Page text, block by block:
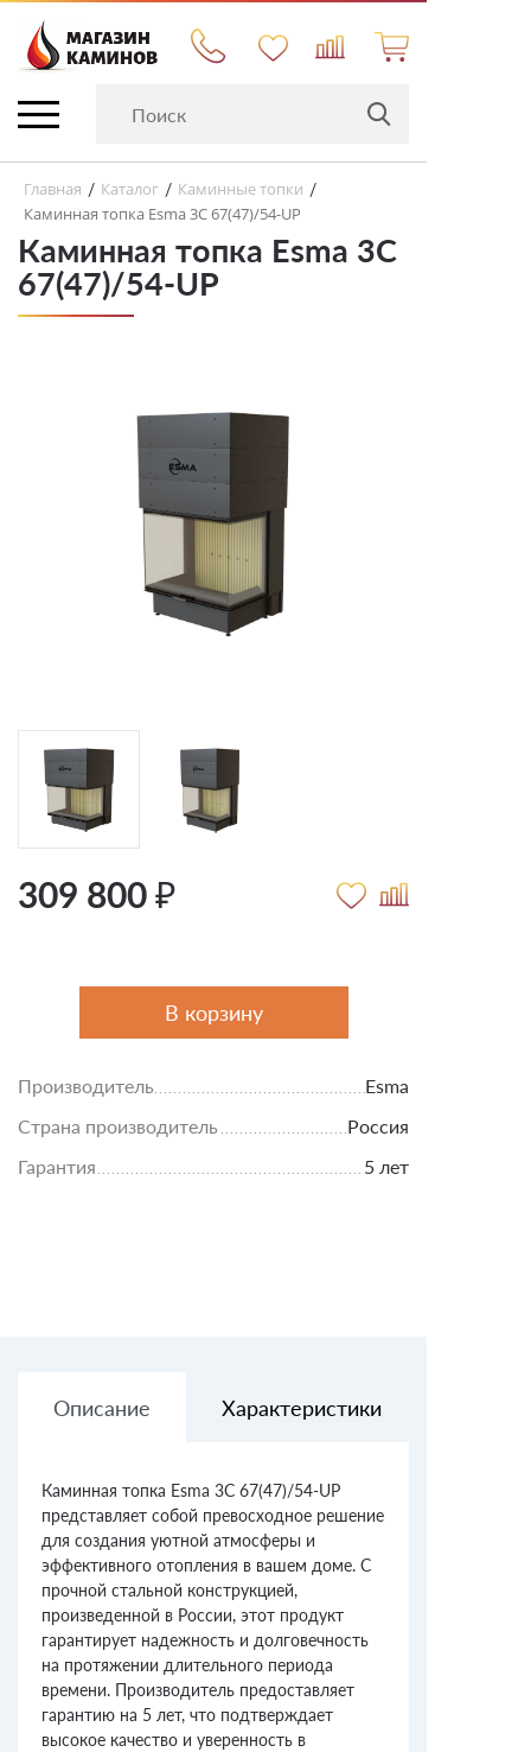
Главная / Каталог / Каминные топки /
Каминная топка Esma 3C 67(47)/54-UP
Каминная топка Esma 3C
67(47)/54-UP
309 800 ₽
В корзину
Производитель
Esma
Страна производитель
Россия
Гарантия
5 лет
Описание Характеристики
Каминная топка Esma 3С 67(47)/54-UP
представляет собой превосходное решение
для создания уютной атмосферы и
эффективного отопления в вашем доме. С
прочной стальной конструкцией,
произведенной в России, этот продукт
гарантирует надежность и долговечность
на протяжении длительного периода
времени. Производитель предоставляет
гарантию на 5 лет, что подтверждает
высокое качество и уверенность в